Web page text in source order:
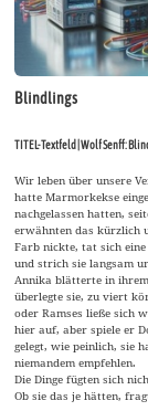
Blindlings
TITEL-Textfeld | Wolf Senff:
Wir leben über unsere
hatte Marmorkekse
nachgelassen hatten,
erwähnten das kürzlich
Farb nickte, tat sich
und strich sie langsam
Annika blätterte in
überlegte sie, zu viert
oder Ramses ließe sich
hier auf, aber spiele er
gelegt, wie peinlich, sie
niemandem empfehlen.
Die Dinge fügten sich
Ob sie das je hätten,